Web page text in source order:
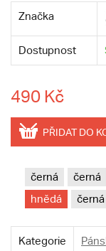
Značka
Dostupnost
490 Kč
PŘIDAT DO
černá černá
hnědá
černá
Kategorie